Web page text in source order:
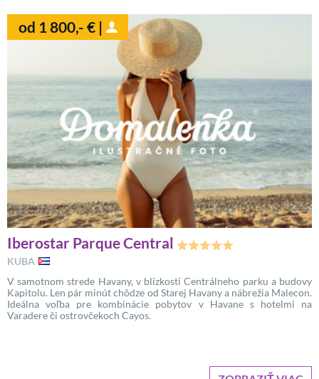
od 1 800,- € |
Iberostar Parque Central
KUBA
V samotnom strede Havany, v blízkosti Centrálneho parku a budovy
Kapitolu. Len pár minút chôdze od Starej Havany a nábrežia Malecon.
Ideálna voľba pre kombinácie pobytov v Havane s hotelmi na
Varadere či ostrovčekoch Cayos.